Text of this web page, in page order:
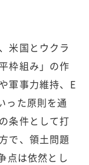
米国とウクラ
枠組み」の作
軍事力維持、E
った原則を通
条件として打
で、領土問題
点は依然とし